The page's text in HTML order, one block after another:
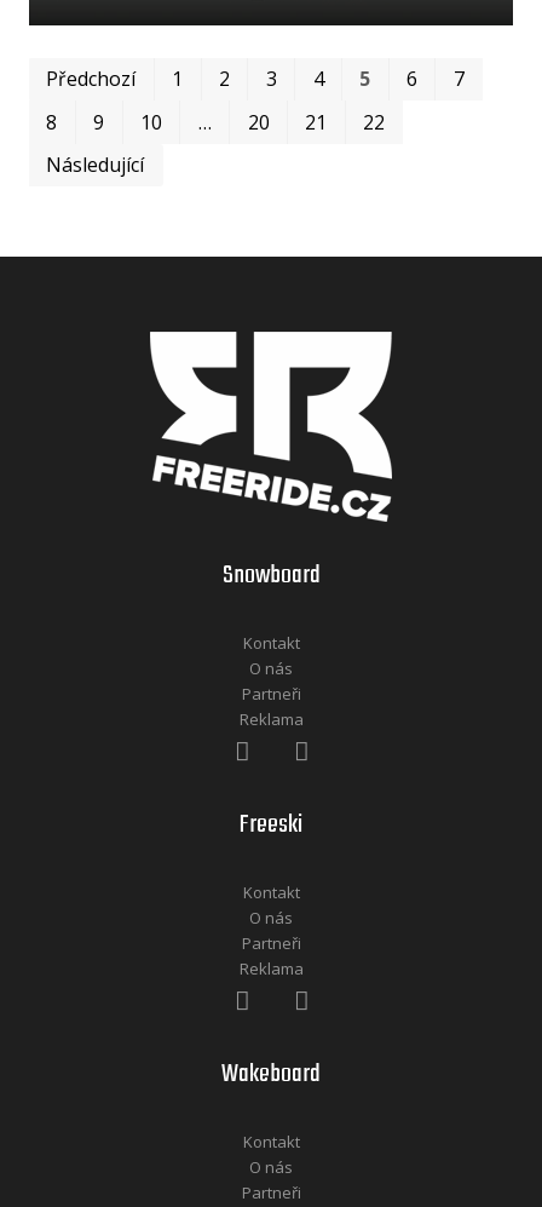
Předchozí 1 2 3 4 5 6
7
8
9 10 … 20 21
22
Následující
Snowboard
Kontakt
O nás
Partneři
Reklama
Freeski
Kontakt
O nás
Partneři
Reklama
Wakeboard
Kontakt
O nás
Partneři